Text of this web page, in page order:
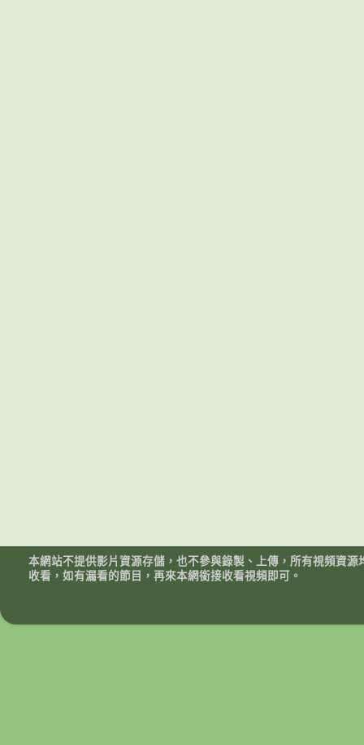
本網站不提供影片資源存儲，也不參與錄製、上傳，所有視頻資
收看，如有漏看的節目，再來本網銜接收看視頻即可。